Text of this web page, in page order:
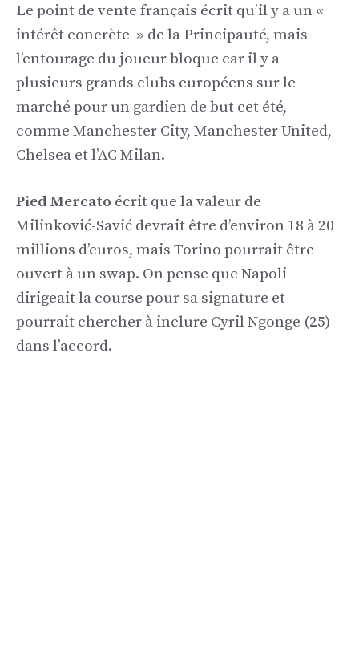
Le point de vente français écrit qu’il y a un «
intérêt concrète » de la Principauté, mais
l’entourage du joueur bloque car il y a
plusieurs grands clubs européens sur le
marché pour un gardien de but cet été,
comme Manchester City, Manchester United,
Chelsea et l’AC Milan.
Pied Mercato écrit que la valeur de
Milinković-Savić devrait être d’environ 18 à 20
millions d’euros, mais Torino pourrait être
ouvert à un swap. On pense que Napoli
dirigeait la course pour sa signature et
pourrait chercher à inclure Cyril Ngonge (25)
dans l’accord.